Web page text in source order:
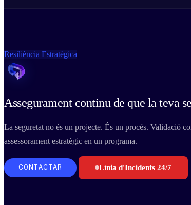
Resiliència Estratègica
Assegurament continu de que la teva
La seguretat no és un projecte. És un procés. Validació
assessorament estratègic en un programa.
CONTACTAR Línia d'Incidents 24/7